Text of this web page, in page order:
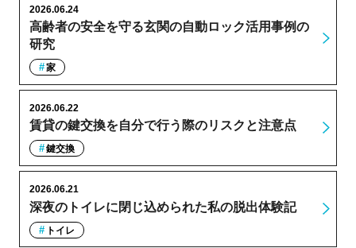
高齢者の安全を守る玄関の自動ロック活用事例の
研究
2026.06.24
家
賃貸の鍵交換を自分で行う際のリスクと注意点
2026.06.22
鍵交換
深夜のトイレに閉じ込められた私の脱出体験記
2026.06.21
トイレ